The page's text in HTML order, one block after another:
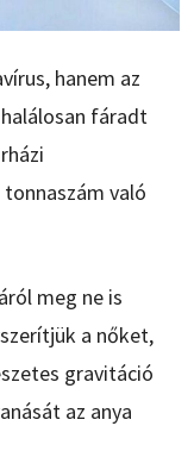
hanem az
fáradt
való
meg ne is
a nőket,
gravitáció
az anya